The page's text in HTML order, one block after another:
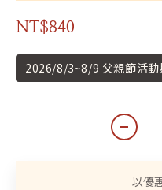
NT$840
2026/8/3~8/9 父親節活動
以優